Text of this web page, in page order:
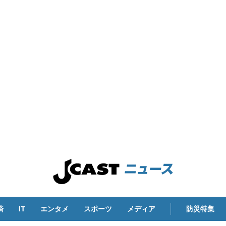
IT エンタメ スポーツ メディア 防災特集